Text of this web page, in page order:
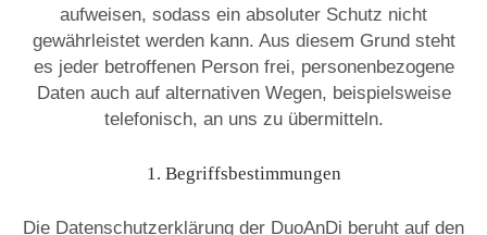
aufweisen, sodass ein absoluter Schutz nicht
gewährleistet werden kann. Aus diesem Grund steht
es jeder betroffenen Person frei, personenbezogene
Daten auch auf alternativen Wegen, beispielsweise
telefonisch, an uns zu übermitteln.
1. Begriffsbestimmungen
Die Datenschutzerklärung der DuoAnDi beruht auf den